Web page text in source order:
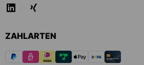
ZAHLARTEN